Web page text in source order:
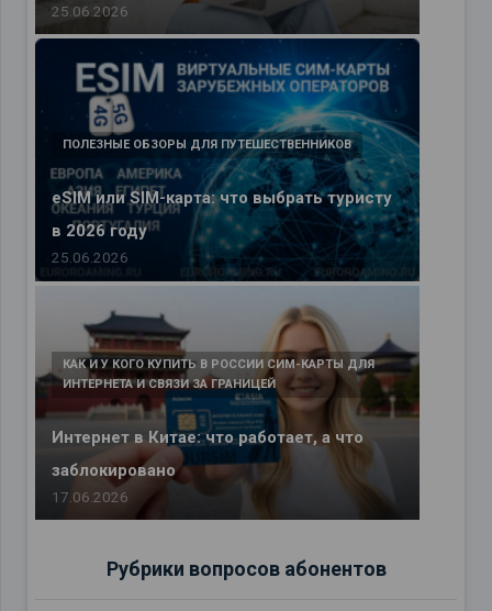
25.06.2026
eSIM или SIM-карта: что выбрать туристу
в 2026 году
ПОЛЕЗНЫЕ ОБЗОРЫ ДЛЯ ПУТЕШЕСТВЕННИКОВ
25.06.2026
Интернет в Китае: что работает, а что
заблокировано
КАК И У КОГО КУПИТЬ В РОССИИ СИМ-КАРТЫ ДЛЯ
ИНТЕРНЕТА И СВЯЗИ ЗА ГРАНИЦЕЙ
17.06.2026
Рубрики вопросов абонентов